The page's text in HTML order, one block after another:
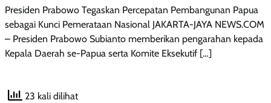
Presiden Prabowo Tegaskan Percepatan Pembangunan Papua
sebagai Kunci Pemerataan Nasional JAKARTA-JAYA NEWS.COM
– Presiden Prabowo Subianto memberikan pengarahan kepada
Kepala Daerah se-Papua serta Komite Eksekutif […]
23 kali dilihat